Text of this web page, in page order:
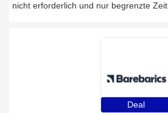
nicht erforderlich und nur begrenzte Zeit
Deal